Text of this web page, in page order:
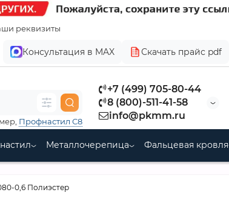
реквизиты
Консультация в MAX Скачать прайс pdf
+7 (499) 705-80-44
8 (800)-511-41-58
info@pkmm.ru
Профнастил С8
Металлочерепица Фальцевая кровля
0,6 Полиэстер